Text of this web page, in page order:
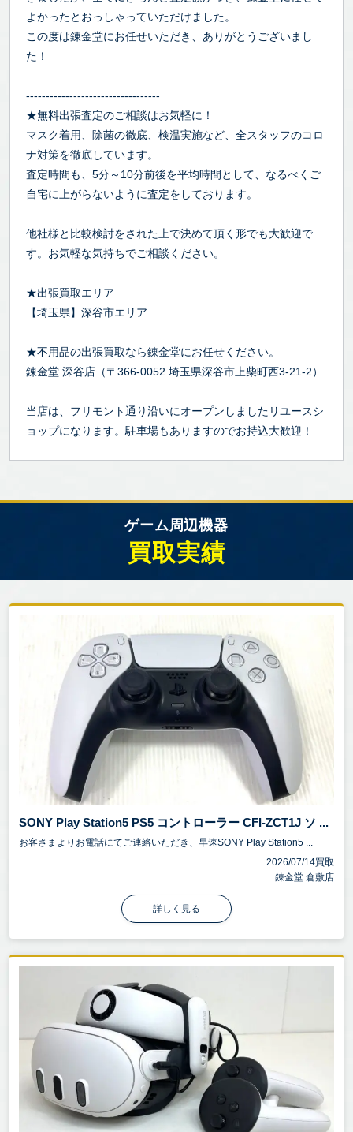
よかったとおっしゃっていただけました。
この度は錬金堂にお任せいただき、ありがとうございまし
た！
----------------------------------
★無料出張査定のご相談はお気軽に！
マスク着用、除菌の徹底、検温実施など、全スタッフのコロ
ナ対策を徹底しています。
査定時間も、5分～10分前後を平均時間として、なるべくご
自宅に上がらないように査定をしております。
他社様と比較検討をされた上で決めて頂く形でも大歓迎で
す。お気軽な気持ちでご相談ください。
★出張買取エリア
【埼玉県】深谷市エリア
★不用品の出張買取なら錬金堂にお任せください。
錬金堂 深谷店（〒366-0052 埼玉県深谷市上柴町西3-21-2）
当店は、フリモント通り沿いにオープンしましたリユースシ
ョップになります。駐車場もありますのでお持込大歓迎！
ゲーム周辺機器
買取実績
SONY Play Station5 PS5 コントローラー CFI-ZCT1J ソ ...
お客さまよりお電話にてご連絡いただき、早速SONY Play Station5 ...
2026/07/14買取
錬金堂 倉敷店
詳しく見る